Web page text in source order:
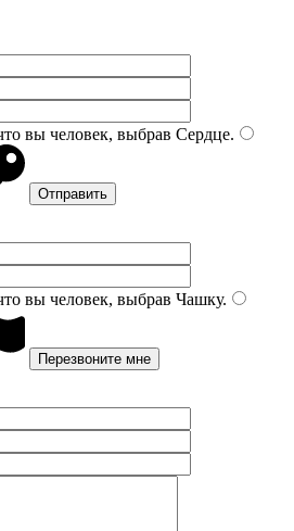
вы человек, выбрав Сердце.
вы человек, выбрав Чашку.